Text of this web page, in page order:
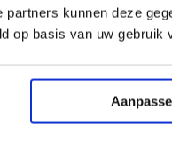
kunnen deze
op basis van uw gebruik